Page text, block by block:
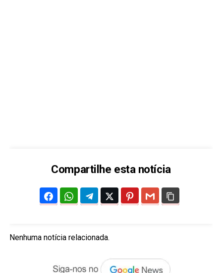
Compartilhe esta notícia
Nenhuma notícia relacionada.